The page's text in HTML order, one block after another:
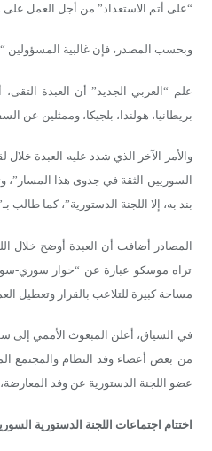
“على أتم الاستعداد” من أجل العمل على
وبحسب المصدر، فإن غالبية المسؤولين
علم “العربي الجديد” أن العبدة
بريطانيا، هولندا، بلجيكا، وممثلين عن
والأمر الآخر الذي شدد عليه العبدة خلال
بند به، إلا اللجنة الدستورية”، كما
تراه موسكو عبارة عن “حوار سوري-
مساحة كبيرة للتلاعب بالقرار وتعطيل
في السياق، أعلن المبعوث الأممي إلى
من بعض أعضاء وفد النظام والمجتمع
عضو اللجنة الدستورية عن وفد
اختتام اجتماعات اللجنة الدستورية